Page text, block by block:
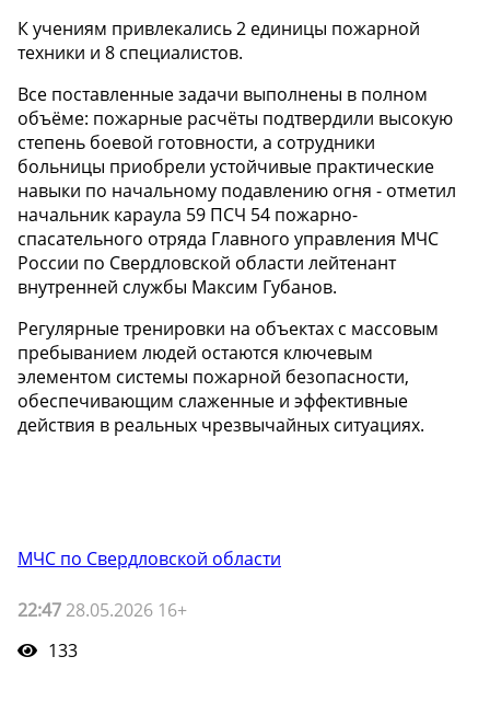
К учениям привлекались 2 единицы пожарной
техники и 8 специалистов.
Все поставленные задачи выполнены в полном
объёме: пожарные расчёты подтвердили высокую
степень боевой готовности, а сотрудники
больницы приобрели устойчивые практические
навыки по начальному подавлению огня - отметил
начальник караула 59 ПСЧ 54 пожарно-
спасательного отряда Главного управления МЧС
России по Свердловской области лейтенант
внутренней службы Максим Губанов.
Регулярные тренировки на объектах с массовым
пребыванием людей остаются ключевым
элементом системы пожарной безопасности,
обеспечивающим слаженные и эффективные
действия в реальных чрезвычайных ситуациях.
МЧС по Свердловской области
22:47 28.05.2026 16+
133